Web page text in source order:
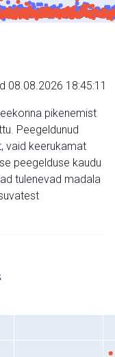
08.08.2026 18:45:11
pikenemist
Peegeldunud
vaid keerukamat
peegelduse kaudu
tulenevad madala